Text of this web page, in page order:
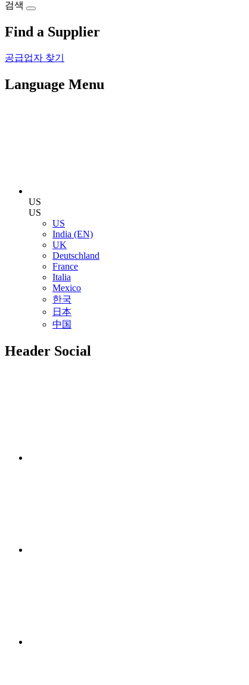
검색
Find a Supplier
공급업자 찾기
Language Menu
US
US
US
India (EN)
UK
Deutschland
France
Italia
Mexico
한국
日本
中国
Header Social